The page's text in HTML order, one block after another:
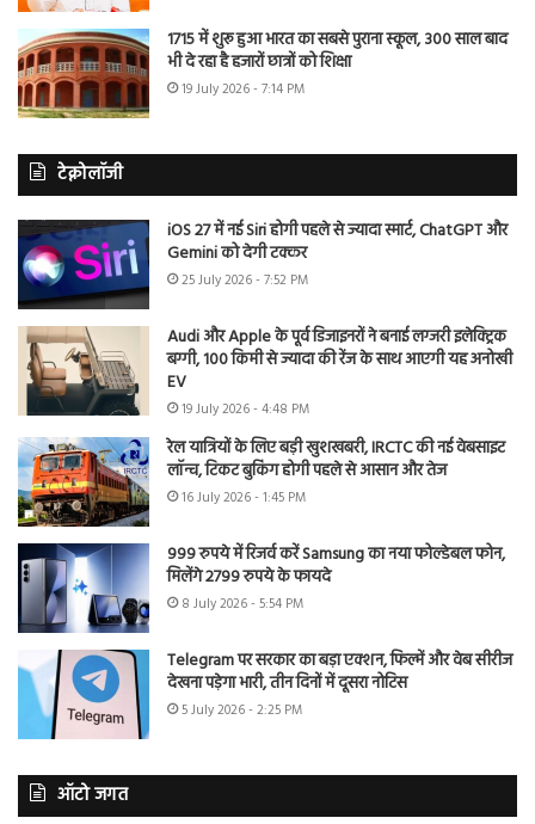
1715 में शुरू हुआ भारत का सबसे पुराना स्कूल, 300 साल बाद
भी दे रहा है हजारों छात्रों को शिक्षा
19 July 2026 - 7:14 PM
टेक्नोलॉजी
iOS 27 में नई Siri होगी पहले से ज्यादा स्मार्ट, ChatGPT और
Gemini को देगी टक्कर
25 July 2026 - 7:52 PM
Audi और Apple के पूर्व डिजाइनरों ने बनाई लग्जरी इलेक्ट्रिक
बग्गी, 100 किमी से ज्यादा की रेंज के साथ आएगी यह अनोखी
EV
19 July 2026 - 4:48 PM
रेल यात्रियों के लिए बड़ी खुशखबरी, IRCTC की नई वेबसाइट
लॉन्च, टिकट बुकिंग होगी पहले से आसान और तेज
16 July 2026 - 1:45 PM
999 रुपये में रिजर्व करें Samsung का नया फोल्डेबल फोन,
मिलेंगे 2799 रुपये के फायदे
8 July 2026 - 5:54 PM
Telegram पर सरकार का बड़ा एक्शन, फिल्में और वेब सीरीज
देखना पड़ेगा भारी, तीन दिनों में दूसरा नोटिस
5 July 2026 - 2:25 PM
ऑटो जगत